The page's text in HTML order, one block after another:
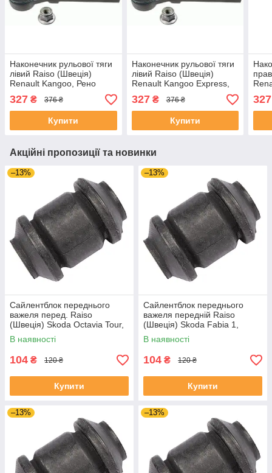
Наконечник рульової тяги
лівий Raiso (Швеція)
Renault Kangoo, Рено
Кенго 96- #RL-770765R
UARDUMR4
327 ₴ 376 ₴
Купити
Наконечник рульової тяги
лівий Raiso (Швеція)
Renault Kangoo Express,
Рено Кенго Експрес #RL-
770765R UACOITJ4
327₴ 376 ₴
Купити
327
Акційні пропозиції та новинки
–13%
Сайлентблок переднього
важеля перед. Raiso
(Швеція) Skoda Octavia Tour,
Октавія Тур 96- #RL-1J0182V
UAJOTLS4
В наявності
104 ₴ 120 ₴
Купити
–13%
Сайлентблок переднього
важеля передній Raiso
(Швеція) Skoda Fabia 1,
Шкода Фабія 1 99-08 #RL-
1J0182V UAXPUCH4
В наявності
104 ₴ 120 ₴
Купити
–13% –13%